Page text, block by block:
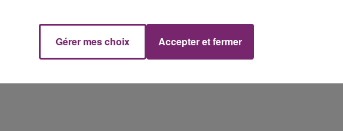
Gérer mes choix Accepter et fermer